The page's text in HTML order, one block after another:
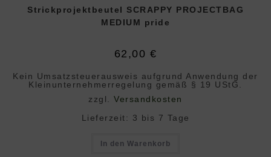
Strickprojektbeutel SCRAPPY PROJECTBAG
MEDIUM pride
62,00 €
Kein Umsatzsteuerausweis aufgrund Anwendung der
Klein­unternehmer­regelung gemäß § 19 UStG.
zzgl.Versandkosten
Lieferzeit: 3 bis 7 Tage
In den Warenkorb